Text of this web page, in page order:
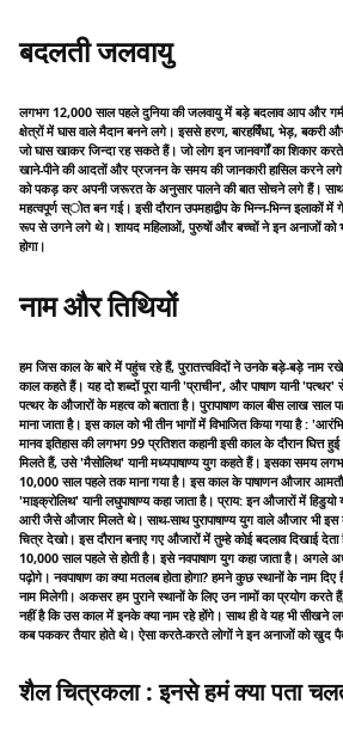
बदलती जलवायु
लगभग 12,000 साल पहले दुनिया की जलवायु में बड़े बदलाव आप और
क्षेत्रों में घास वाले मैदान बनने लगे। इससे हरण, बारहर्षिंधा, भेड़, बकरी
जो घास खाकर जिन्दा रह सकते हैं। जो लोग इन जानवर्गों का शिकार
खाने-पीने की आदतों और प्रजनन के समय की जानकारी हासिल करने
को पकड़ कर अपनी जरूरत के अनुसार पालने की बात सोचने लगे हैं। साथ
महत्वपूर्ण स्ोत बन गई। इसी दौरान उपमहाद्वीप के भिन्न-भिन्न
रूप से उगने लगे थे। शायद महिलाओं, पुरुषों और बच्चों ने इन अनाजों को
होगा।
नाम और तिथियों
हम जिस काल के बारे में पहुंच रहे हैं, पुरातत्त्वविदों ने उनके बड़े-बड़े नाम
काल कहते हैं। यह दो शब्दों पूरा यानी 'प्राचीन', और पाषाण यानी 'पत्थर'
पत्थर के औजारों के महत्व को बताता है। पुरापाषाण काल बीस लाख
माना जाता है। इस काल को भी तीन भागों में विभाजित किया गया है :
मानव इतिहास की लगभग 99 प्रतिशत कहानी इसी काल के दौरान घित्त
मिलते हैं, उसे 'मैसोलिथ' यानी मध्यपाषाण्य युग कहते हैं। इसका समय
10,000 साल पहले तक माना गया है। इस काल के पाषाणन औजार
'माइक्रोलिथ' यानी लघुपाषाण्य कहा जाता है। प्राय: इन औजारों में
आरी जैसे औजार मिलते थे। साथ-साथ पुरापाषाण्य युग वाले औजार भी इस
चित्र देखो। इस दौरान बनाए गए औजारों में तुम्हे कोई बदलाव दिखाई
10,000 साल पहले से होती है। इसे नवपाषाण युग कहा जाता है। अगले
पढ़ोगे। नवपाषाण का क्या मतलब होता होगा? हमने कुछ स्थानों के नाम
नाम मिलेगी। अकसर हम पुराने स्थानों के लिए उन नामों का प्रयोग
नहीं है कि उस काल में इनके क्या नाम रहे होंगे। साथ ही वे यह भी
कब पककर तैयार होते थे। ऐसा करते-करते लोगों ने इन अनाजों को खुद
शैल चित्रकला : इनसे हमं क्या पता